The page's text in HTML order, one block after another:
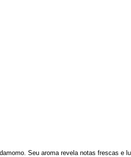
Seu aroma revela notas frescas e